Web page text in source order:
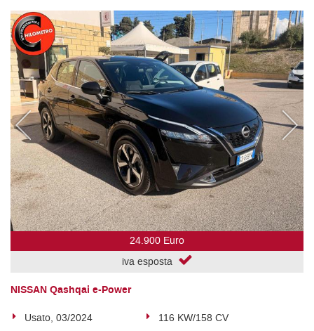
24.900 Euro
iva esposta
NISSAN Qashqai e-Power
Usato, 03/2024
116 KW/158 CV